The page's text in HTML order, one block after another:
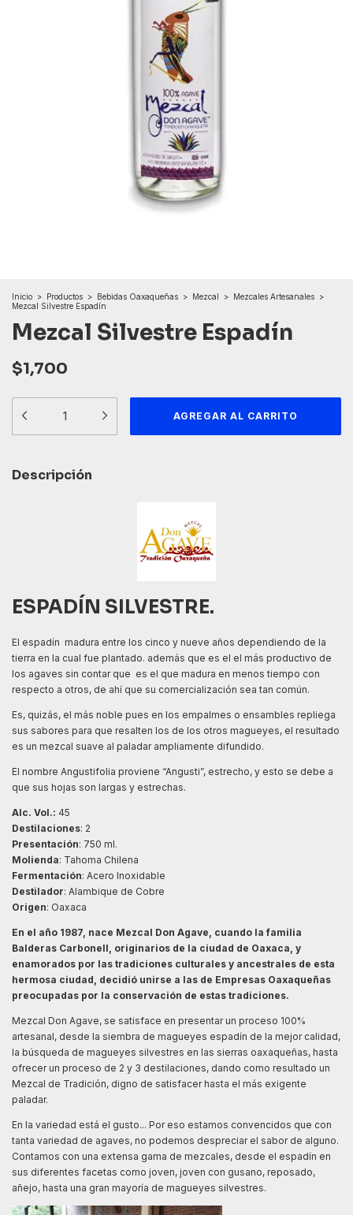
Inicio > Productos > Bebidas Oaxaqueñas > Mezcal > Mezcales Artesanales >
Mezcal Silvestre Espadín
Mezcal Silvestre Espadín
$1,700
Descripción
ESPADÍN SILVESTRE.
El espadín madura entre los cinco y nueve años dependiendo de la
tierra en la cual fue plantado. además que es el el más productivo de
los agaves sin contar que es el que madura en menos tiempo con
respecto a otros, de ahí que su comercialización sea tan común.
Es, quizás, el más noble pues en los empalmes o ensambles repliega
sus sabores para que resalten los de los otros magueyes, el resultado
es un mezcal suave al paladar ampliamente difundido.
El nombre Angustifolia proviene “Angusti”, estrecho, y esto se debe a
que sus hojas son largas y estrechas.
Alc. Vol.: 45
Destilaciones: 2
Presentación: 750 ml.
Molienda: Tahoma Chilena
Fermentación: Acero Inoxidable
Destilador: Alambique de Cobre
Origen: Oaxaca
En el año 1987, nace Mezcal Don Agave, cuando la familia
Balderas Carbonell, originarios de la ciudad de Oaxaca, y
enamorados por las tradiciones culturales y ancestrales de esta
hermosa ciudad, decidió unirse a las de Empresas Oaxaqueñas
preocupadas por la conservación de estas tradiciones.
Mezcal Don Agave, se satisface en presentar un proceso 100%
artesanal, desde la siembra de magueyes espadín de la mejor calidad,
la búsqueda de magueyes silvestres en las sierras oaxaqueñas, hasta
ofrecer un proceso de 2 y 3 destilaciones, dando como resultado un
Mezcal de Tradición, digno de satisfacer hasta el más exigente
paladar.
En la variedad está el gusto... Por eso estamos convencidos que con
tanta variedad de agaves, no podemos despreciar el sabor de alguno.
Contamos con una extensa gama de mezcales, desde el espadín en
sus diferentes facetas como joven, joven con gusano, reposado,
añejo, hasta una gran mayoría de magueyes silvestres.